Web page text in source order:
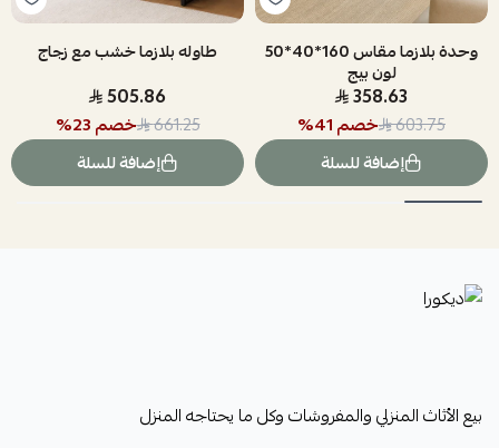
وحدة بلازما مقاس 160*40*50
لون بيج
358.63
603.75 خصم41
%
إضافة للسلة
طاوله بلازما خشب مع زجاج
505.86
661.25 خصم23
%
إضافة للسلة
ديكورا
بيع الأثاث المنزلي والمفروشات وكل ما يحتاجه المنزل